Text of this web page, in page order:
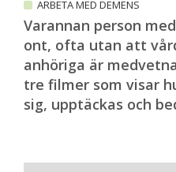
ARBETA MED DEMENS
Varannan person
ont, ofta utan att
anhöriga är
tre filmer som visar
sig, upptäckas och